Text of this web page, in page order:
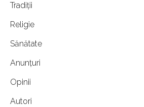
Tradiții
Religie
Sănătate
Anunțuri
Opinii
Autori